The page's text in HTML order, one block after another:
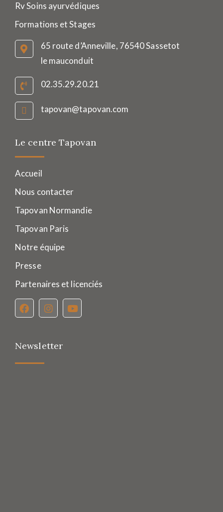
Rv Soins ayurvédiques
Formations et Stages
65 route d’Anneville, 76540 Sassetot
le mauconduit
02.35.29.20.21
tapovan@tapovan.com
Le centre Tapovan
Accueil
Nous contacter
Tapovan Normandie
Tapovan Paris
Notre équipe
Presse
Partenaires et licenciés
Newsletter